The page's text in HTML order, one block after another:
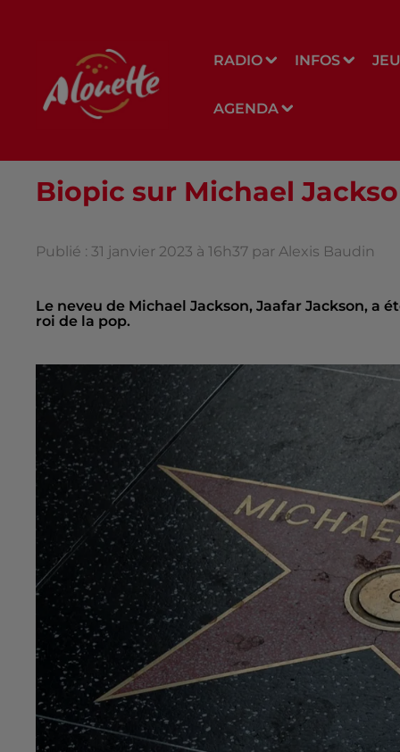
RADIO INFOS
AGENDA
Biopic sur Michael
Publié : 31 janvier 2023 à 16h37 par Alexis Baudin
Le neveu de Michael Jackson, Jaafar Jackson, a
roi de la pop.